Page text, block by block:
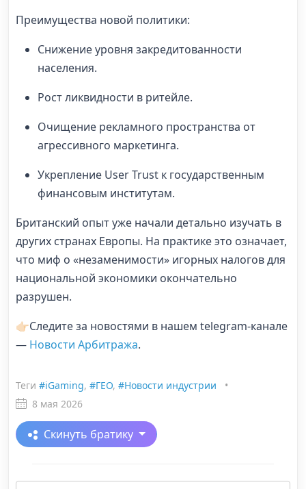
Преимущества новой политики:
Снижение уровня закредитованности
населения.
Рост ликвидности в ритейле.
Очищение рекламного пространства от
агрессивного маркетинга.
Укрепление User Trust к государственным
финансовым институтам.
Британский опыт уже начали детально изучать в
других странах Европы. На практике это означает,
что миф о «незаменимости» игорных налогов для
национальной экономики окончательно
разрушен.
👉🏻Следите за новостями в нашем telegram-канале
— Новости Арбитража.
Теги #iGaming, #ГЕО, #Новости индустрии
•
8 мая 2026
Скинуть братику